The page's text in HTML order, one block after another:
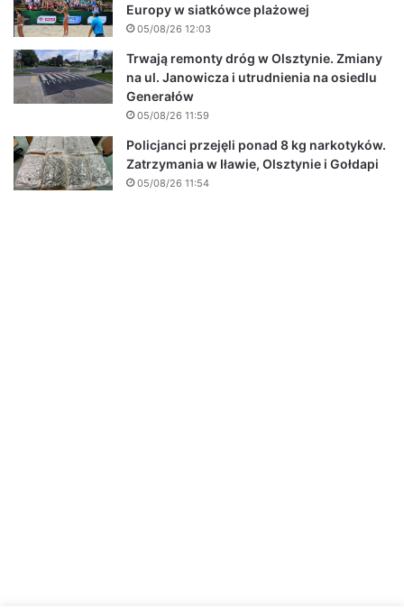
Europy w siatkówce plażowej
05/08/26 12:03
Trwają remonty dróg w Olsztynie. Zmiany
na ul. Janowicza i utrudnienia na osiedlu
Generałów
05/08/26 11:59
Policjanci przejęli ponad 8 kg narkotyków.
Zatrzymania w Iławie, Olsztynie i Gołdapi
05/08/26 11:54